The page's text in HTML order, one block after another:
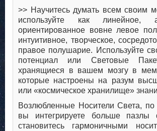
>> Научитесь думать всем своим
используйте как линейное,
ориентированное вовне левое
интуитивное, творческое,
правое полушарие. Используйте
потенциал или Световые
хранящиеся в вашем мозгу в
которые настроены на разум
или «космическое хранилище»
Возлюбленные Носители Света, по
вы интегрируете больше пазлы
становитесь гармоничными